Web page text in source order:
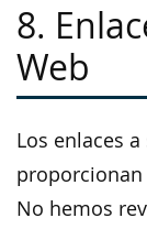
8.
Web
Los enlaces
No hemos